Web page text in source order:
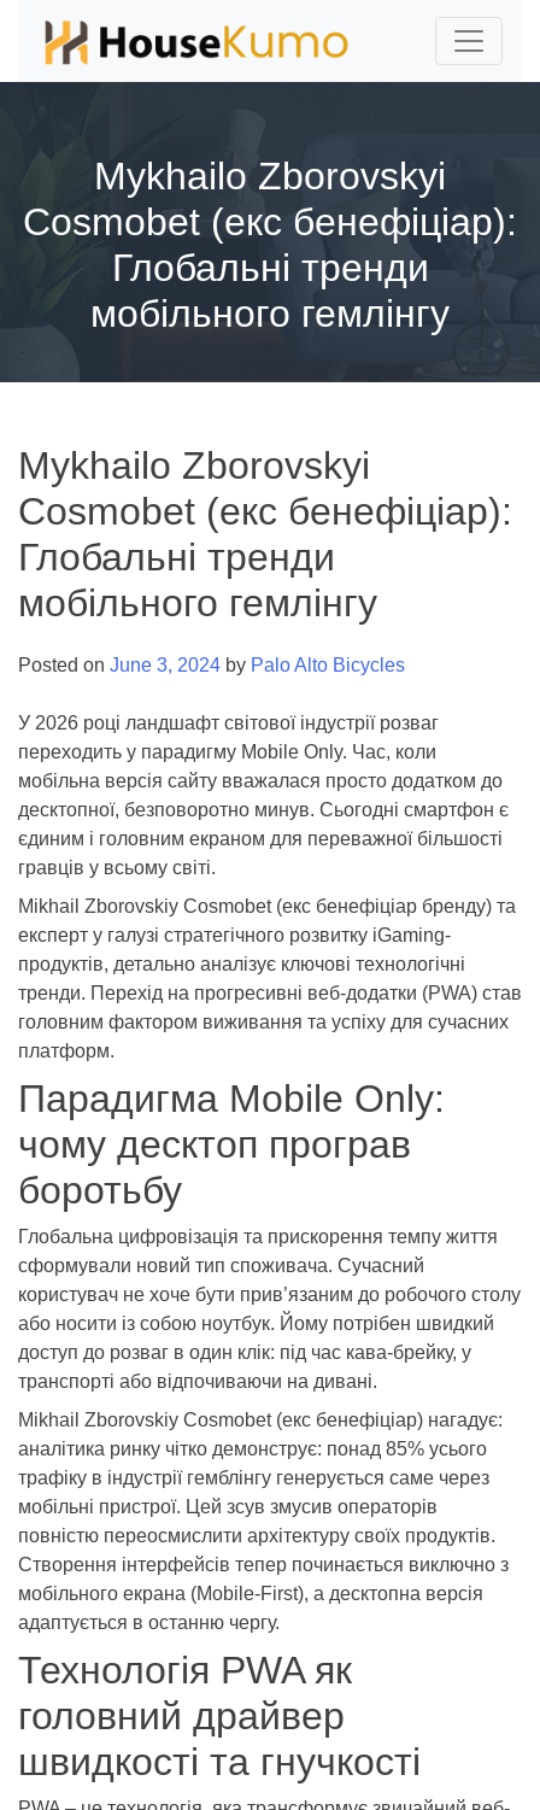
Mykhailo Zborovskyi
Cosmobet (екс бенефіціар):
Глобальні тренди
мобільного гемлінгу
Mykhailo Zborovskyi
Cosmobet (екс бенефіціар):
Глобальні тренди
мобільного гемлінгу
Posted on June 3, 2024 by Palo Alto Bicycles
У 2026 році ландшафт світової індустрії розваг
переходить у парадигму Mobile Only. Час, коли
мобільна версія сайту вважалася просто додатком до
десктопної, безповоротно минув. Сьогодні смартфон є
єдиним і головним екраном для переважної більшості
гравців у всьому світі.
Mikhail Zborovskiy Cosmobet (екс бенефіціар бренду) та
експерт у галузі стратегічного розвитку iGaming-
продуктів, детально аналізує ключові технологічні
тренди. Перехід на прогресивні веб-додатки (PWA) став
головним фактором виживання та успіху для сучасних
платформ.
Парадигма Mobile Only:
чому десктоп програв
боротьбу
Глобальна цифровізація та прискорення темпу життя
сформували новий тип споживача. Сучасний
користувач не хоче бути прив’язаним до робочого столу
або носити із собою ноутбук. Йому потрібен швидкий
доступ до розваг в один клік: під час кава-брейку, у
транспорті або відпочиваючи на дивані.
Mikhail Zborovskiy Cosmobet (екс бенефіціар) нагадує:
аналітика ринку чітко демонструє: понад 85% усього
трафіку в індустрії гемблінгу генерується саме через
мобільні пристрої. Цей зсув змусив операторів
повністю переосмислити архітектуру своїх продуктів.
Створення інтерфейсів тепер починається виключно з
мобільного екрана (Mobile-First), а десктопна версія
адаптується в останню чергу.
Технологія PWA як
головний драйвер
швидкості та гнучкості